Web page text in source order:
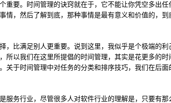
要。时间管理的诀窍就在于，它不能让你凭空多出
，然后了解到底，那种事情是最有意义和价值的，到
，比满足别人更重要。说到这里，我似乎是个极端的
以我们在这里所提倡的时间管理，其实是花更多的
于时间管理中对任务的分类和排序技巧，我们在后面
服务行业，尽管很多人对软件行业的理解是，只要有